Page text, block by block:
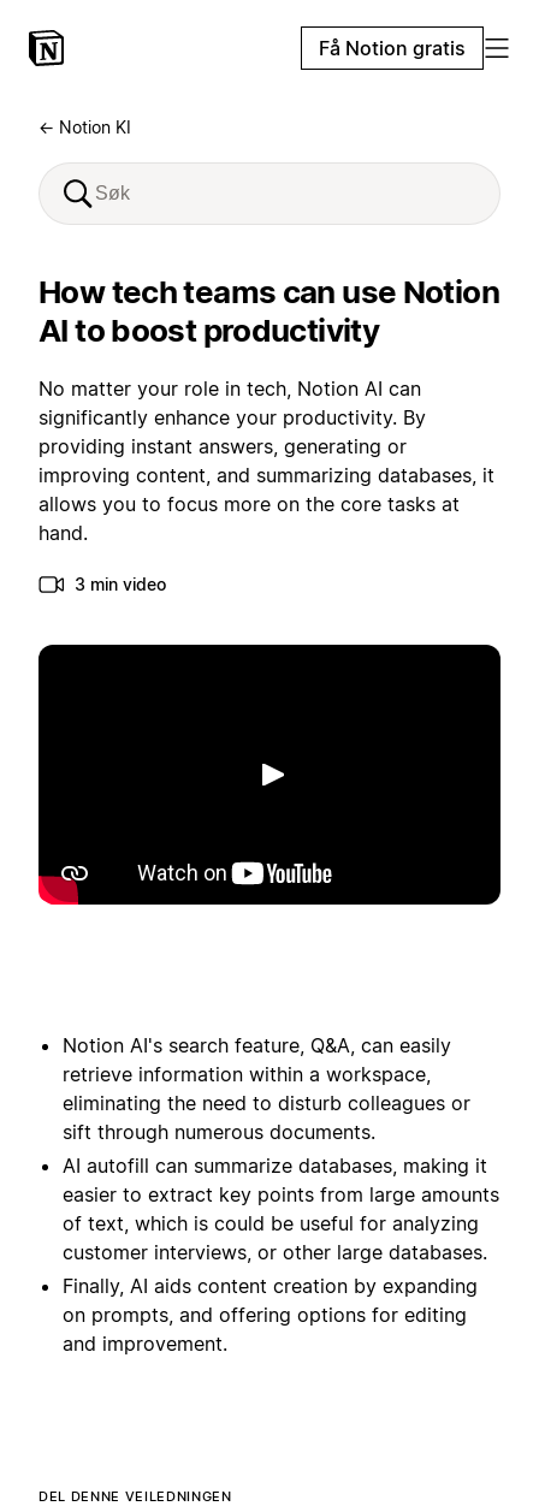
Få Notion gratis
← Notion KI
How tech teams can use Notion
AI to boost productivity
No matter your role in tech, Notion AI can
significantly enhance your productivity. By
providing instant answers, generating or
improving content, and summarizing databases, it
allows you to focus more on the core tasks at
hand.
3 min video
Spill av
Notion AI's search feature, Q&A, can easily
retrieve information within a workspace,
eliminating the need to disturb colleagues or
sift through numerous documents.
AI autofill can summarize databases, making it
easier to extract key points from large amounts
of text, which is could be useful for analyzing
customer interviews, or other large databases.
Finally, AI aids content creation by expanding
on prompts, and offering options for editing
and improvement.
DEL DENNE VEILEDNINGEN